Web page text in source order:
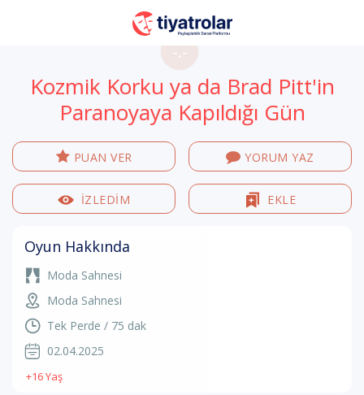
-.-
Kozmik Korku ya da Brad Pitt'in
Paranoyaya Kapıldığı Gün
PUAN VER YORUM YAZ
İZLEDİM EKLE
Oyun Hakkında
Moda Sahnesi
Moda Sahnesi
Tek Perde / 75 dak
02.04.2025
+16 Yaş